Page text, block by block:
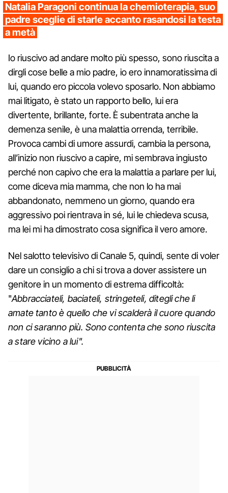
Natalia Paragoni continua la chemioterapia, suo
padre sceglie di starle accanto rasandosi la testa
a metà
Io riuscivo ad andare molto più spesso, sono riuscita a
dirgli cose belle a mio padre, io ero innamoratissima di
lui, quando ero piccola volevo sposarlo. Non abbiamo
mai litigato, è stato un rapporto bello, lui era
divertente, brillante, forte. È subentrata anche la
demenza senile, è una malattia orrenda, terribile.
Provoca cambi di umore assurdi, cambia la persona,
all’inizio non riuscivo a capire, mi sembrava ingiusto
perché non capivo che era la malattia a parlare per lui,
come diceva mia mamma, che non lo ha mai
abbandonato, nemmeno un giorno, quando era
aggressivo poi rientrava in sé, lui le chiedeva scusa,
ma lei mi ha dimostrato cosa significa il vero amore.
Nel salotto televisivo di Canale 5, quindi, sente di voler
dare un consiglio a chi si trova a dover assistere un
genitore in un momento di estrema difficoltà:
"Abbracciateli, baciateli, stringeteli, ditegli che li
amate tanto è quello che vi scalderà il cuore quando
non ci saranno più. Sono contenta che sono riuscita
a stare vicino a lui".